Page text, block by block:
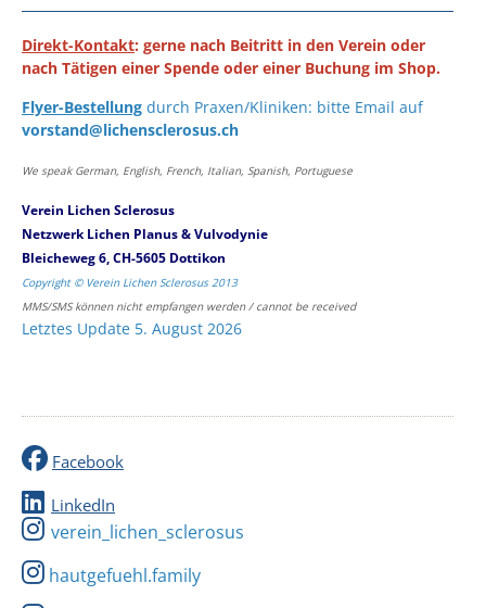
Direkt-Kontakt: gerne nach Beitritt in den Verein oder
nach Tätigen einer Spende oder einer Buchung im Shop.
Flyer-Bestellung durch Praxen/Kliniken: bitte Email auf
vorstand@lichensclerosus.ch
We speak German, English, French, Italian, Spanish, Portuguese
Verein Lichen Sclerosus
Netzwerk Lichen Planus & Vulvodynie
Bleicheweg 6, CH-5605 Dottikon
Copyright © Verein Lichen Sclerosus 2013
MMS/SMS können nicht empfangen werden / cannot be received
Letztes Update 5. August 2026
Facebook
LinkedIn
verein_lichen_sclerosus
hautgefuehl.family